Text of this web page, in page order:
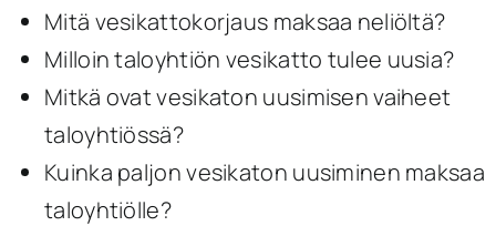
Referenssit
Yritys
Yhteystiedot
Mitä vesikattokorjaus maksaa neliöltä?
Milloin taloyhtiön vesikatto tulee uusia?
Mitkä ovat vesikaton uusimisen vaiheet
taloyhtiössä?
Kuinka paljon vesikaton uusiminen maksaa
taloyhtiölle?